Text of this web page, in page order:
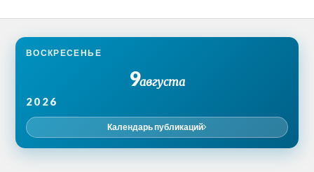
ВОСКРЕСЕНЬЕ
9августа
2026
Календарь публикаций